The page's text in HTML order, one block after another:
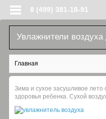
8 (499) 381-18-91
Увлажнители
Вы здесь
Главная
Зима и сухое засушливое
здоровья ребенка. Сухой